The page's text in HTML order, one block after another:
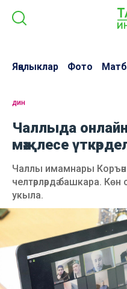
Яңалыклар Фото
дин
Чаллыда онлайн
мәҗлесе
Чаллы имамнары
челтәрләрдә башкара. Көн
укыла.